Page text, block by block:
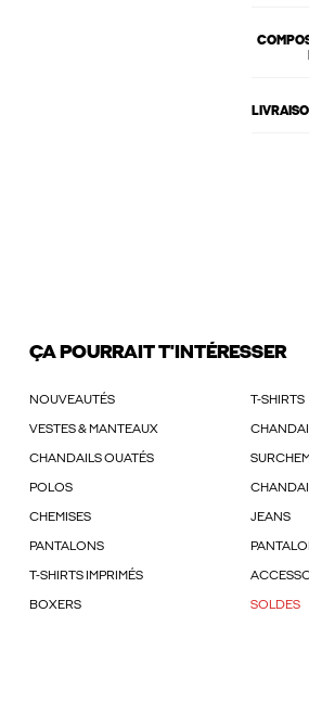
ÇA POURRAIT T'INTÉRESSER
NOUVEAUTÉS T-SHIRTS
VESTES & MANTEAUX
CHANDAILS OUATÉS
POLOS
CHEMISES JEANS
PANTALONS
T-SHIRTS IMPRIMÉS
BOXERS SOLDES